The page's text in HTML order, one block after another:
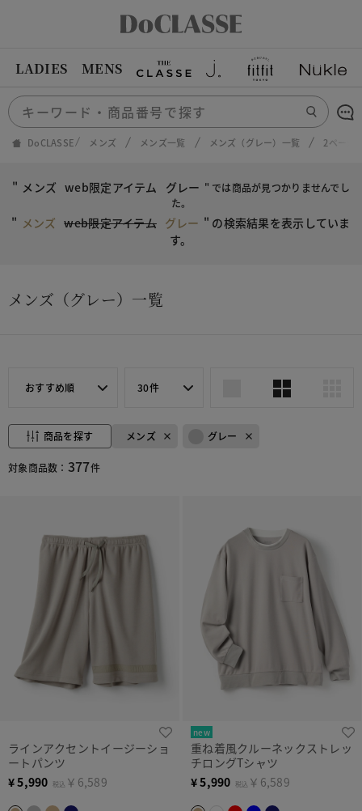
LADIES MENS
DoCLASSE メンズ メンズ一覧 メンズ（グレー）一覧 2ページ
" メンズ web限定アイテム グレー " では商品が見つかりませんでし
た。
" メンズ web限定アイテム グレー " の検索結果を表示していま
す。
メンズ（グレー）一覧
おすすめ順 30件
商品を探す メンズ グレー
対象商品数： 377件
ラインアクセントイージーショ
ートパンツ
¥5,990 税込 ￥6,589
new
重ね着風クルーネックストレッ
チロングTシャツ
¥5,990 税込 ￥6,589